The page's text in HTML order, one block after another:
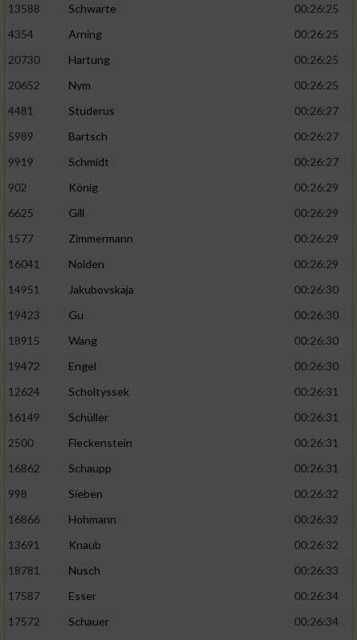
13588
Schwarte
00:26:25
4354
Arning
00:26:25
20730
Hartung
00:26:25
20652
Nym
00:26:25
4481
Studerus
00:26:27
5989
Bartsch
00:26:27
9919
Schmidt
00:26:27
902
König
00:26:29
6625
Gill
00:26:29
1577
Zimmermann
00:26:29
16041
Nolden
00:26:29
14951
Jakubovskaja
00:26:30
19423
Gu
00:26:30
18915
Wang
00:26:30
19472
Engel
00:26:30
12624
Scholtyssek
00:26:31
16149
Schüller
00:26:31
2500
Fleckenstein
00:26:31
16862
Schaupp
00:26:31
998
Sieben
00:26:32
16866
Hohmann
00:26:32
13691
Knaub
00:26:32
18781
Nusch
00:26:33
17587
Esser
00:26:34
17572
Schauer 00:26:34